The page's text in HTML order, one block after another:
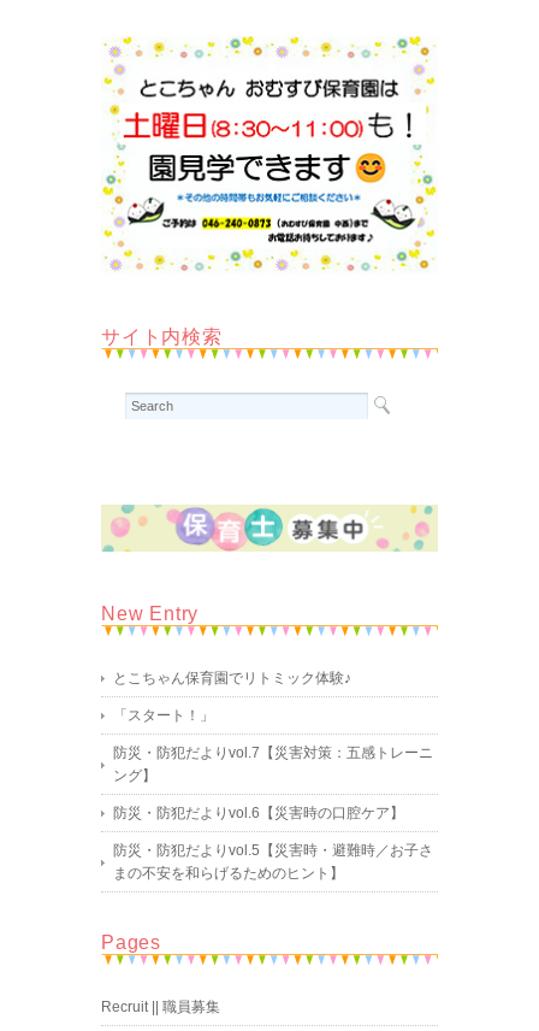
サイト内検索
New Entry
とこちゃん保育園でリトミック体験♪
「スタート！」
防災・防犯だよりvol.7【災害対策：五感トレーニ
ング】
防災・防犯だよりvol.6【災害時の口腔ケア】
防災・防犯だよりvol.5【災害時・避難時／お子さ
まの不安を和らげるためのヒント】
Pages
Recruit || 職員募集